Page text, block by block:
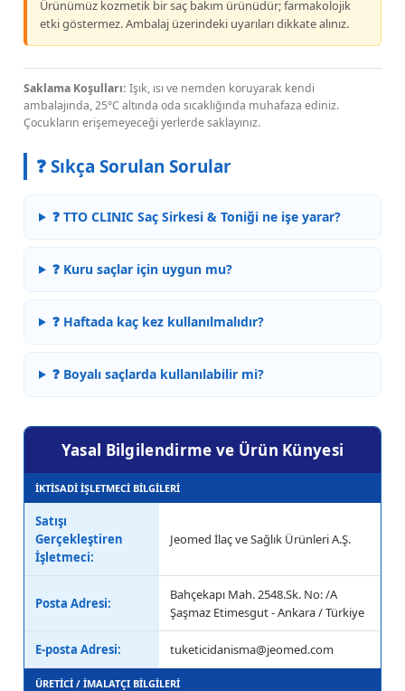
Ürünümüz kozmetik bir saç bakım ürünüdür; farmakolojik
etki göstermez. Ambalaj üzerindeki uyarıları dikkate alınız.
Saklama Koşulları: Işık, ısı ve nemden koruyarak kendi
ambalajında, 25°C altında oda sıcaklığında muhafaza ediniz.
Çocukların erişemeyeceği yerlerde saklayınız.
❓ Sıkça Sorulan Sorular
❓ TTO CLINIC Saç Sirkesi & Toniği ne işe yarar?
❓ Kuru saçlar için uygun mu?
❓ Haftada kaç kez kullanılmalıdır?
❓ Boyalı saçlarda kullanılabilir mi?
Yasal Bilgilendirme ve Ürün Künyesi
İKTİSADİ İŞLETMECİ BİLGİLERİ
Satışı
Gerçekleştiren
İşletmeci:
Jeomed İlaç ve Sağlık Ürünleri A.Ş.
Posta Adresi:
Bahçekapı Mah. 2548.Sk. No: /A
Şaşmaz Etimesgut - Ankara / Türkiye
E-posta Adresi: tuketicidanisma@jeomed.com
ÜRETİCİ / İMALATÇI BİLGİLERİ